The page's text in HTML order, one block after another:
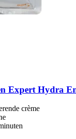
Expert Hydra
crème